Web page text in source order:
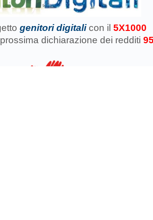
genitori digitali con il 5X1000
dichiarazione dei redditi